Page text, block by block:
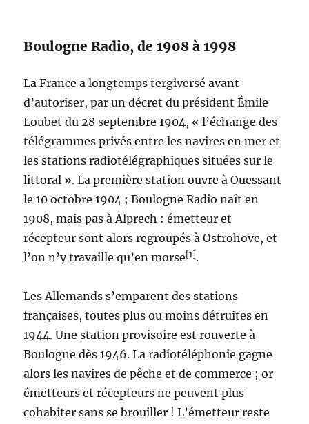
Boulogne Radio, de 1908 à 1998
La France a longtemps tergiversé avant
d’autoriser, par un décret du président Émile
Loubet du 28 septembre 1904, « l’échange des
télégrammes privés entre les navires en mer et
les stations radiotélégraphiques situées sur le
littoral ». La première station ouvre à Ouessant
le 10 octobre 1904 ; Boulogne Radio naît en
1908, mais pas à Alprech : émetteur et
récepteur sont alors regroupés à Ostrohove, et
l’on n’y travaille qu’en morse[1].
Les Allemands s’emparent des stations
françaises, toutes plus ou moins détruites en
1944. Une station provisoire est rouverte à
Boulogne dès 1946. La radiotéléphonie gagne
alors les navires de pêche et de commerce ; or
émetteurs et récepteurs ne peuvent plus
cohabiter sans se brouiller ! L’émetteur reste